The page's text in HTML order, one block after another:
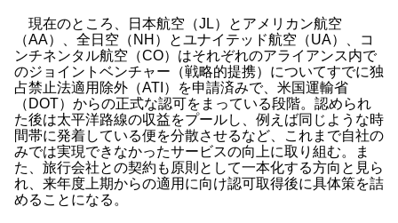
現在のところ、日本航空（JL）とアメリカン航空
（AA）、全日空（NH）とユナイテッド航空（UA）、コ
ンチネンタル航空（CO）はそれぞれのアライアンス内で
のジョイントベンチャー（戦略的提携）についてすでに独
占禁止法適用除外（ATI）を申請済みで、米国運輸省
（DOT）からの正式な認可をまっている段階。認められ
た後は太平洋路線の収益をプールし、例えば同じような時
間帯に発着している便を分散させるなど、これまで自社の
みでは実現できなかったサービスの向上に取り組む。ま
た、旅行会社との契約も原則として一本化する方向と見ら
れ、来年度上期からの適用に向け認可取得後に具体策を詰
めることになる。